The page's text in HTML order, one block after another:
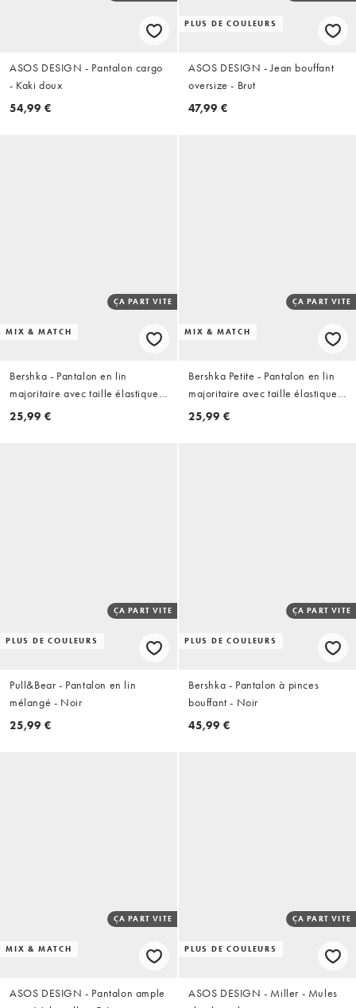
ASOS DESIGN - Pantalon cargo
- Kaki doux
54,99 €
PLUS DE COULEURS
ASOS DESIGN - Jean bouffant
oversize - Brut
47,99 €
MIX & MATCH
ÇA PART VITE
Bershka - Pantalon en lin
majoritaire avec taille élastique -
Noir
25,99 €
MIX & MATCH
ÇA PART VITE
Bershka Petite - Pantalon en lin
majoritaire avec taille élastique -
Noir
25,99 €
PLUS DE COULEURS
ÇA PART VITE
Pull&Bear - Pantalon en lin
mélangé - Noir
25,99 €
PLUS DE COULEURS
ÇA PART VITE
Bershka - Pantalon à pinces
bouffant - Noir
45,99 €
MIX & MATCH
ÇA PART VITE
ASOS DESIGN - Pantalon ample
PLUS DE COULEURS
ÇA PART VITE
ASOS DESIGN - Miller - Mules